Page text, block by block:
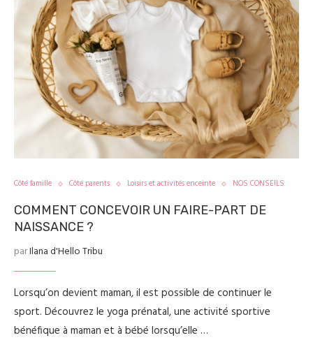
Côté famille Côté parents Loisirs et activités enceinte NOS CONSEILS
COMMENT CONCEVOIR UN FAIRE-PART DE
NAISSANCE ?
parIlana d'Hello Tribu
Lorsqu’on devient maman, il est possible de continuer le
sport. Découvrez le yoga prénatal, une activité sportive
bénéfique à maman et à bébé lorsqu’elle …